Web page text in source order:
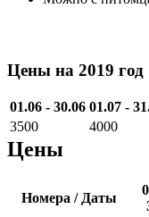
Цены на 2019 год
01.06 - 30.06 01.07 -
3500
4000
Цены
Номера / Даты